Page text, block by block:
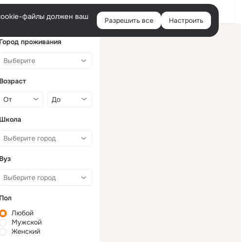
Войти
файлы должен ваш
Разрешить все Настроить
Город проживания
Возраст
Школа
Вуз
Пол
Любой
Мужской
Женский